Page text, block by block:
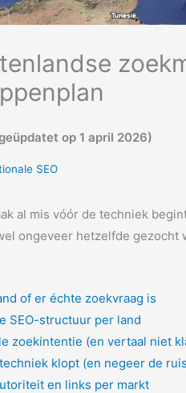
op 1 april 2026)
SEO
al mis vóór de techniek
ongeveer hetzelfde gezocht
of er échte zoekvraag is
SEO-structuur per land
zoekintentie (en vertaal niet
klopt (en negeer de
en links per markt